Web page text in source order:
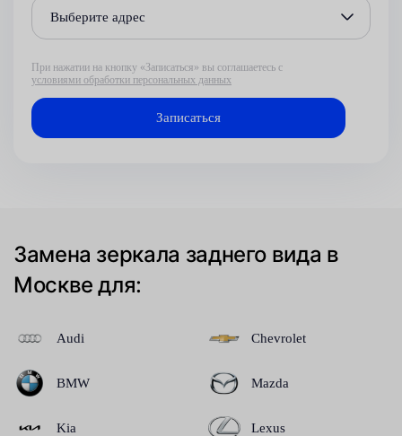
Выберите адрес
При нажатии на кнопку «Записаться» вы соглашаетесь с
условиями обработки персональных данных
Замена зеркала заднего вида в
Москве для:
Audi
BMW
Kia
Chevrolet
Mazda
Lexus